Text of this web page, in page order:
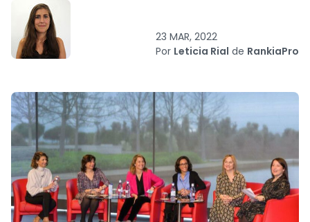
23 MAR, 2022
Por Leticia Rial de RankiaPro